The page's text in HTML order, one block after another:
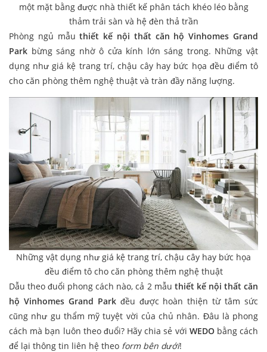
một mặt bằng được nhà thiết kế phân tách khéo léo bằng
thảm trải sàn và hệ đèn thả trần
Phòng ngủ mẫuthiết kế nội thất căn hộ Vinhomes Grand
Park bừng sáng nhờ ô cửa kính lớn sáng trong. Những vật
dụng như giá kệ trang trí, chậu cây hay bức họa đều điểm tô
cho căn phòng thêm nghệ thuật và tràn đầy năng lượng.
Những vật dụng như giá kệ trang trí, chậu cây hay bức họa
đều điểm tô cho căn phòng thêm nghệ thuật
Dẫu theo đuổi phong cách nào, cả 2 mẫu thiết kế nội thất căn
hộ Vinhomes Grand Parkđều được hoàn thiện từ tâm sức
cũng như gu thẩm mỹ tuyệt vời của chủ nhân. Đâu là phong
cách mà bạn luôn theo đuổi? Hãy chia sẻ với WEDObằng cách
để lại thông tin liên hệ theo form bên dưới!